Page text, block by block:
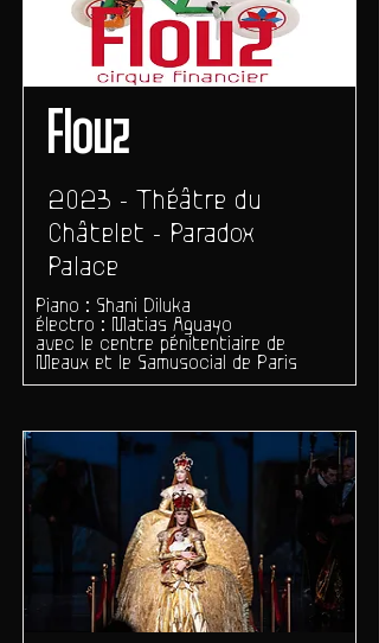
Flouz
2023 - Théâtre du
Châtelet - Paradox
Palace
Piano : Shani Diluka
électro : Matias Aguayo
avec le centre pénitentiaire de
Meaux et le Samusocial de Paris